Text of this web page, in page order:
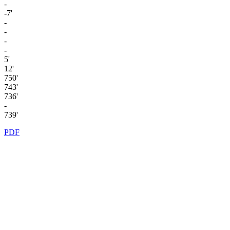
-
-7'
-
-
-
-
5'
12'
750'
743'
736'
-
739'
PDF